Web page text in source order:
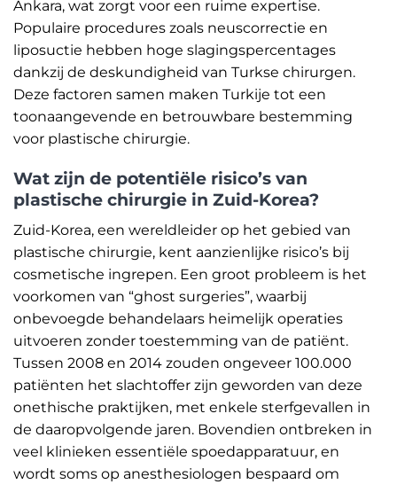
Ankara, wat zorgt voor een ruime expertise.
Populaire procedures zoals neuscorrectie en
liposuctie hebben hoge slagingspercentages
dankzij de deskundigheid van Turkse chirurgen.
Deze factoren samen maken Turkije tot een
toonaangevende en betrouwbare bestemming
voor plastische chirurgie.
Wat zijn de potentiële risico’s van
plastische chirurgie in Zuid-Korea?
Zuid-Korea, een wereldleider op het gebied van
plastische chirurgie, kent aanzienlijke risico’s bij
cosmetische ingrepen. Een groot probleem is het
voorkomen van “ghost surgeries”, waarbij
onbevoegde behandelaars heimelijk operaties
uitvoeren zonder toestemming van de patiënt.
Tussen 2008 en 2014 zouden ongeveer 100.000
patiënten het slachtoffer zijn geworden van deze
onethische praktijken, met enkele sterfgevallen in
de daaropvolgende jaren. Bovendien ontbreken in
veel klinieken essentiële spoedapparatuur, en
wordt soms op anesthesiologen bespaard om